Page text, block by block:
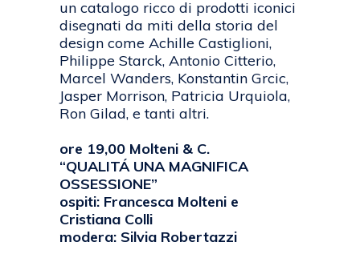
un catalogo ricco di prodotti iconici
disegnati da miti della storia del
design come Achille Castiglioni,
Philippe Starck, Antonio Citterio,
Marcel Wanders, Konstantin Grcic,
Jasper Morrison, Patricia Urquiola,
Ron Gilad, e tanti altri.
ore 19,00 Molteni & C.
“QUALITÁ UNA MAGNIFICA
OSSESSIONE”
ospiti: Francesca Molteni e
Cristiana Colli
modera: Silvia Robertazzi